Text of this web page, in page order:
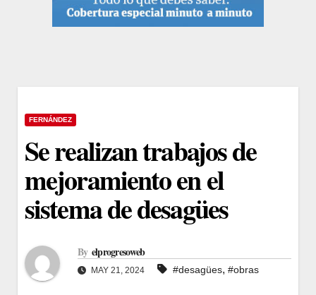
FERNÁNDEZ
Se realizan trabajos de
mejoramiento en el
sistema de desagües
By elprogresoweb
MAY 21, 2024 #desagües, #obras